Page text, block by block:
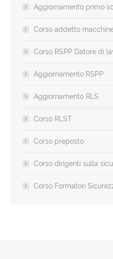
Aggiornamento primo
Corso addetto
Corso RSPP Datore di
Aggiornamento RSPP
Aggiornamento RLS
Corso RLST
Corso preposto
Corso dirigenti sulla
Corso Formatori